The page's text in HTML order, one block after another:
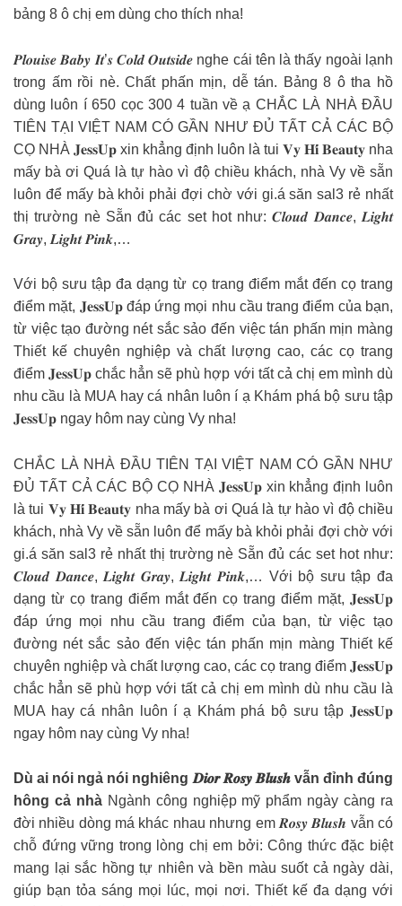
bảng 8 ô chị em dùng cho thích nha!
𝑷𝒍𝒐𝒖𝒊𝒔𝒆 𝑩𝒂𝒃𝒚 𝑰𝒕’𝒔 𝑪𝒐𝒍𝒅 𝑶𝒖𝒕𝒔𝒊𝒅𝒆 nghe cái tên là thấy ngoài lạnh
trong ấm rồi nè. Chất phấn mịn, dễ tán. Bảng 8 ô tha hồ
dùng luôn í 650 cọc 300 4 tuần về ạ CHẮC LÀ NHÀ ĐẦU
TIÊN TẠI VIỆT NAM CÓ GẦN NHƯ ĐỦ TẤT CẢ CÁC BỘ
CỌ NHÀ 𝐉𝐞𝐬𝐬𝐔𝐩 xin khẳng định luôn là tui 𝐕𝐲 𝐇𝐢́ 𝐁𝐞𝐚𝐮𝐭𝐲 nha
mấy bà ơi Quá là tự hào vì độ chiều khách, nhà Vy về sẵn
luôn để mấy bà khỏi phải đợi chờ với gi.á săn sal3 rẻ nhất
thị trường nè Sẵn đủ các set hot như: 𝑪𝒍𝒐𝒖𝒅 𝑫𝒂𝒏𝒄𝒆, 𝑳𝒊𝒈𝒉𝒕
𝑮𝒓𝒂𝒚, 𝑳𝒊𝒈𝒉𝒕 𝑷𝒊𝒏𝒌,…
Với bộ sưu tập đa dạng từ cọ trang điểm mắt đến cọ trang
điểm mặt, 𝐉𝐞𝐬𝐬𝐔𝐩 đáp ứng mọi nhu cầu trang điểm của bạn,
từ việc tạo đường nét sắc sảo đến việc tán phấn mịn màng
Thiết kế chuyên nghiệp và chất lượng cao, các cọ trang
điểm 𝐉𝐞𝐬𝐬𝐔𝐩 chắc hẳn sẽ phù hợp với tất cả chị em mình dù
nhu cầu là MUA hay cá nhân luôn í ạ Khám phá bộ sưu tập
𝐉𝐞𝐬𝐬𝐔𝐩 ngay hôm nay cùng Vy nha!
CHẮC LÀ NHÀ ĐẦU TIÊN TẠI VIỆT NAM CÓ GẦN NHƯ
ĐỦ TẤT CẢ CÁC BỘ CỌ NHÀ 𝐉𝐞𝐬𝐬𝐔𝐩 xin khẳng định luôn
là tui 𝐕𝐲 𝐇𝐢́ 𝐁𝐞𝐚𝐮𝐭𝐲 nha mấy bà ơi Quá là tự hào vì độ chiều
khách, nhà Vy về sẵn luôn để mấy bà khỏi phải đợi chờ với
gi.á săn sal3 rẻ nhất thị trường nè Sẵn đủ các set hot như:
𝑪𝒍𝒐𝒖𝒅 𝑫𝒂𝒏𝒄𝒆, 𝑳𝒊𝒈𝒉𝒕 𝑮𝒓𝒂𝒚, 𝑳𝒊𝒈𝒉𝒕 𝑷𝒊𝒏𝒌,… Với bộ sưu tập đa
dạng từ cọ trang điểm mắt đến cọ trang điểm mặt, 𝐉𝐞𝐬𝐬𝐔𝐩
đáp ứng mọi nhu cầu trang điểm của bạn, từ việc tạo
đường nét sắc sảo đến việc tán phấn mịn màng Thiết kế
chuyên nghiệp và chất lượng cao, các cọ trang điểm 𝐉𝐞𝐬𝐬𝐔𝐩
chắc hẳn sẽ phù hợp với tất cả chị em mình dù nhu cầu là
MUA hay cá nhân luôn í ạ Khám phá bộ sưu tập 𝐉𝐞𝐬𝐬𝐔𝐩
ngay hôm nay cùng Vy nha!
Dù ai nói ngả nói nghiêng 𝑫𝒊𝒐𝒓 𝑹𝒐𝒔𝒚 𝑩𝒍𝒖𝒔𝒉 vẫn đỉnh đúng
hông cả nhà Ngành công nghiệp mỹ phẩm ngày càng ra
đời nhiều dòng má khác nhau nhưng em 𝑹𝒐𝒔𝒚 𝑩𝒍𝒖𝒔𝒉 vẫn có
chỗ đứng vững trong lòng chị em bởi: Công thức đặc biệt
mang lại sắc hồng tự nhiên và bền màu suốt cả ngày dài,
giúp bạn tỏa sáng mọi lúc, mọi nơi. Thiết kế đa dạng với